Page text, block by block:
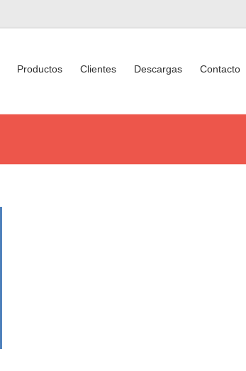
Productos Clientes Descargas Contacto